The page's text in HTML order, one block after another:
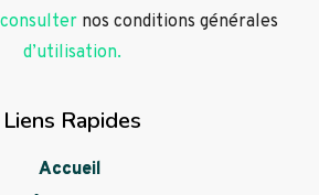
consulter nos conditions générales
d’utilisation.
Liens Rapides
Accueil